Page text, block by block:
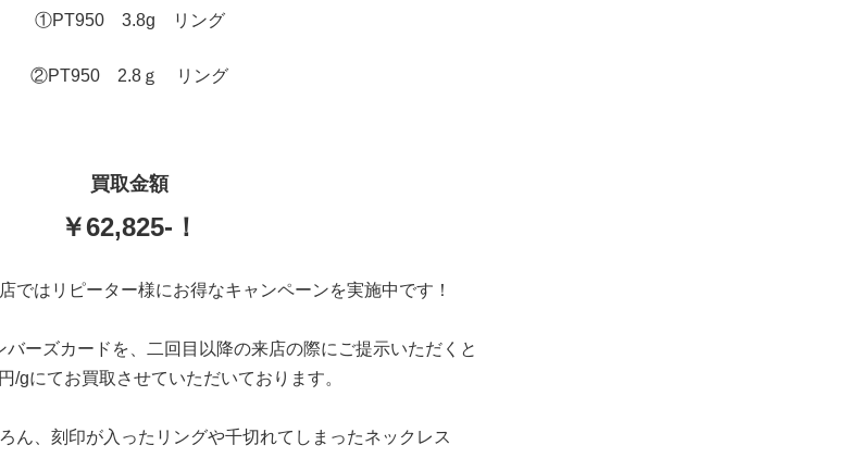
①PT950 3.8g リング
②PT950 2.8ｇ リング
買取金額
￥62,825-！
ではリピーター様にお得なキャンペーンを実施中です！
ーズカードを、二回目以降の来店の際にご提示いただくと
/gにてお買取させていただいております。
ん、刻印が入ったリングや千切れてしまったネックレス